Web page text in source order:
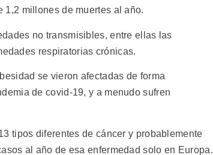
1,2 millones de muertes al año.
no transmisibles, entre ellas las
respiratorias crónicas.
se vieron afectadas de forma
de covid-19, y a menudo sufren
tipos diferentes de cáncer y probablemente
al año de esa enfermedad solo en Europa.